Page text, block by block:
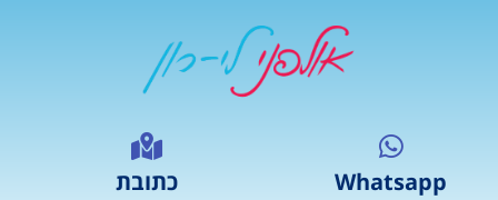
Whatsapp כתובת